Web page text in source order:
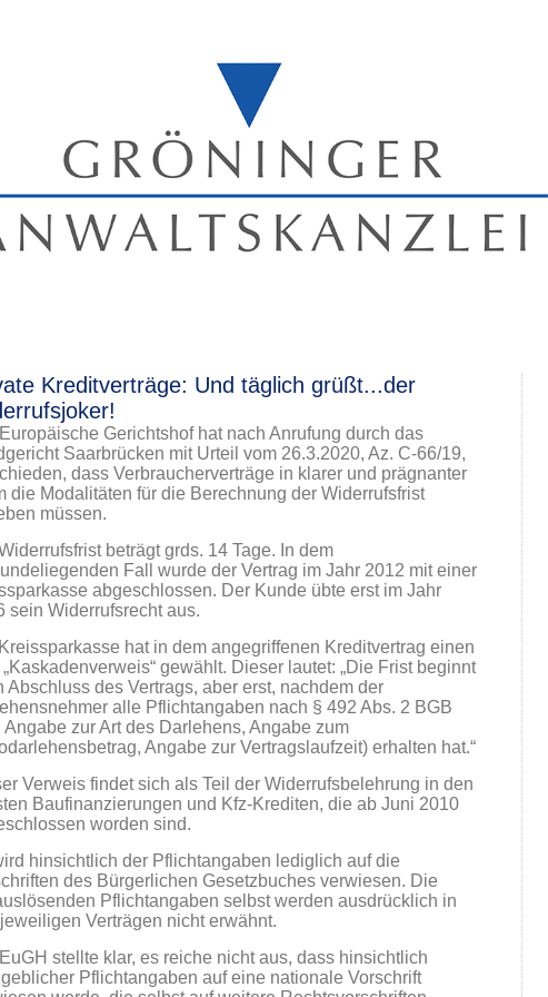
Kreditverträge: Und täglich grüßt...der
Gerichtshof hat nach Anrufung durch das
Saarbrücken mit Urteil vom 26.3.2020, Az. C-66/19,
dass Verbraucherverträge in klarer und prägnanter
die Modalitäten für die Berechnung der Widerrufsfrist
müssen.
beträgt grds. 14 Tage. In dem
Fall wurde der Vertrag im Jahr 2012 mit einer
abgeschlossen. Der Kunde übte erst im Jahr
sein Widerrufsrecht aus.
hat in dem angegriffenen Kreditvertrag einen
gewählt. Dieser lautet: „Die Frist beginnt
Abschluss des Vertrags, aber erst, nachdem der
alle Pflichtangaben nach § 492 Abs. 2 BGB
Angabe zur Art des Darlehens, Angabe zum
Angabe zur Vertragslaufzeit) erhalten hat.“
Verweis findet sich als Teil der Widerrufsbelehrung in den
Baufinanzierungen und Kfz-Krediten, die ab Juni 2010
worden sind.
hinsichtlich der Pflichtangaben lediglich auf die
des Bürgerlichen Gesetzbuches verwiesen. Die
Pflichtangaben selbst werden ausdrücklich in
Verträgen nicht erwähnt.
stellte klar, es reiche nicht aus, dass hinsichtlich
Pflichtangaben auf eine nationale Vorschrift